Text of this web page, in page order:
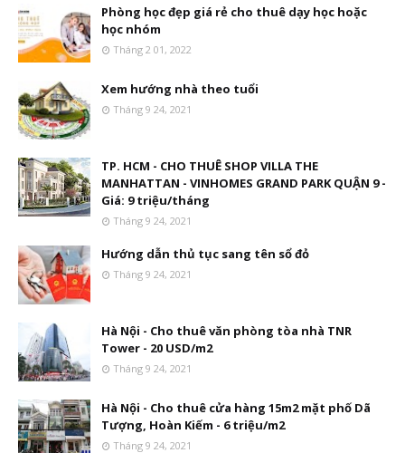
Phòng học đẹp giá rẻ cho thuê dạy học hoặc
học nhóm
Tháng 2 01, 2022
Xem hướng nhà theo tuổi
Tháng 9 24, 2021
TP. HCM - CHO THUÊ SHOP VILLA THE
MANHATTAN - VINHOMES GRAND PARK QUẬN 9 -
Giá: 9 triệu/tháng
Tháng 9 24, 2021
Hướng dẫn thủ tục sang tên sổ đỏ
Tháng 9 24, 2021
Hà Nội - Cho thuê văn phòng tòa nhà TNR
Tower - 20 USD/m2
Tháng 9 24, 2021
Hà Nội - Cho thuê cửa hàng 15m2 mặt phố Dã
Tượng, Hoàn Kiếm - 6 triệu/m2
Tháng 9 24, 2021